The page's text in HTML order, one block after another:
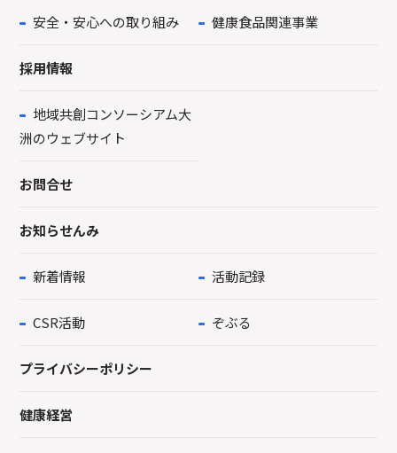
安全・安心への取り組み 健康食品関連事業
採用情報
地域共創コンソーシアム大
洲のウェブサイト
お問合せ
お知らせんみ
新着情報 活動記録
CSR活動 ぞぶる
プライバシーポリシー
健康経営